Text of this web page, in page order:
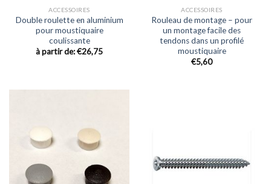
ACCESSOIRES
Double roulette en aluminium
pour moustiquaire
coulissante
à partir de:€26,75
ACCESSOIRES
Rouleau de montage – pour
un montage facile des
tendons dans un profilé
moustiquaire
€5,60